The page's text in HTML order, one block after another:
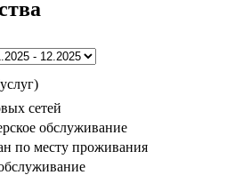
сетей
обслуживание
по месту проживания